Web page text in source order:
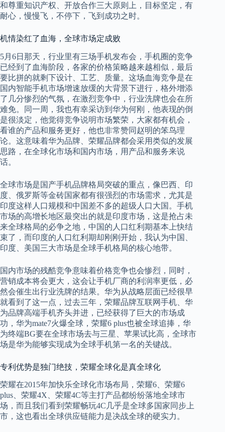
和尊重知识产权、开放合作三大原则上，目标坚定，有
耐心，慢慢飞，不停下，飞到成功之时。
机情染红了血海，全球市场定成败
5月6日那天，行业里有三场手机发布会，手机圈的竞争
已经到了血海阶段，各家的价格策略越来越相似，最后
要比拼的就剩下设计、工艺、质量。这场血海竞争是在
国内智能手机市场增速放缓的大背景下进行，格外增添
了几分惨烈的气氛，在激烈竞争中，行业洗牌也会在所
难免。同一周，我也有幸采访到华为何刚，他表现的倒
是很淡定，他觉得竞争说明市场繁荣，大家都有机会，
看谁的产品和服务更好，他也非常赞同赵明的笨鸟理
论。这意味着华为品牌、荣耀品牌都会采用类似的发展
思路，在全球化市场和国内市场，用产品和服务来说
话。
全球市场是国产手机品牌格局突破的重点，像巴西、印
度、俄罗斯等金砖国家都有很强烈的市场需求，尤其是
印度这样人口规模和中国差不多的超级人口大国。手机
市场的高增长地区最突出的就是印度市场，这是抢占未
来全球格局的必争之地，中国的人口红利期基本上快结
束了，而印度的人口红利期却刚刚开始，我认为中国、
印度、美国三大市场是全球手机格局的核心地带。
国内市场的残酷竞争意味着价格竞争也会惨烈，同时，
营销成本将会更大，这会让手机厂商的利润率更低，必
然会催生出行业洗牌的结果。华为从战略层面已经很早
就看到了这一点，过去三年，荣耀品牌互联网手机、华
为品牌高端手机齐头并进，已经获得了巨大的市场成
功，华为mate7火爆全球，荣耀6 plus也被全球追捧，华
为终端BG要在全球市场去与三星、苹果试比高，全球市
场是华为能够实现成为全球手机第一名的关键战。
专利优势是独门绝技，荣耀全球化是真全球化
荣耀在2015年加快乐全球化市场布局，荣耀6、荣耀6
plus、荣耀4X、荣耀4C等主打产品都纷纷落地全球市
场，而且我们看到荣耀畅玩4C几乎是全球多国家同步上
市，这也看出全球供应链能力是决战全球的硬实力。